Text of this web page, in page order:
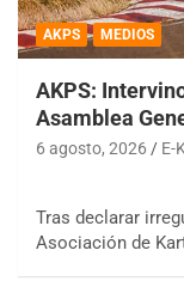
AKPS MEDIOS
AKPS:
Asamblea
6 agosto, 2026 E-
Tras declarar
Asociación de